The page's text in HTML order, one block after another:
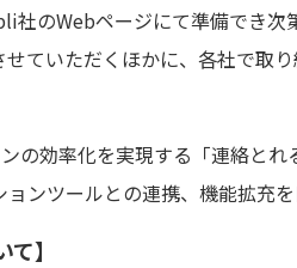
社のWebページにて準備でき次
ていただくほかに、各社で取
効率化を実現する「連絡とれ
ンツールとの連携、機能拡充を
】